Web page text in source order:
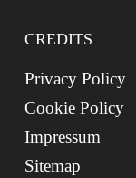
CREDITS
Privacy Policy
Cookie Policy
Impressum
Sitemap